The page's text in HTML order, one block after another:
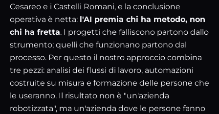
Cesareo e i Castelli Romani, e la conclusione
operativa è netta: l'AI premia chi ha metodo, non
chi ha fretta. I progetti che falliscono partono dallo
strumento; quelli che funzionano partono dal
processo. Per questo il nostro approccio combina
tre pezzi: analisi dei flussi di lavoro, automazioni
costruite su misura e formazione delle persone che
le useranno. Il risultato non è "un'azienda
robotizzata", ma un'azienda dove le persone fanno